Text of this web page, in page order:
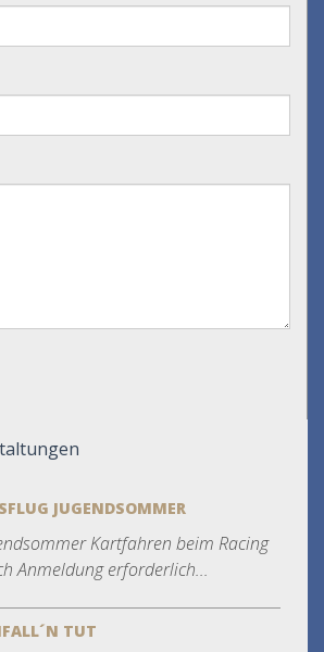
JUGENDSOMMER
Kartfahren beim Racing
Anmeldung erforderlich...
TUT